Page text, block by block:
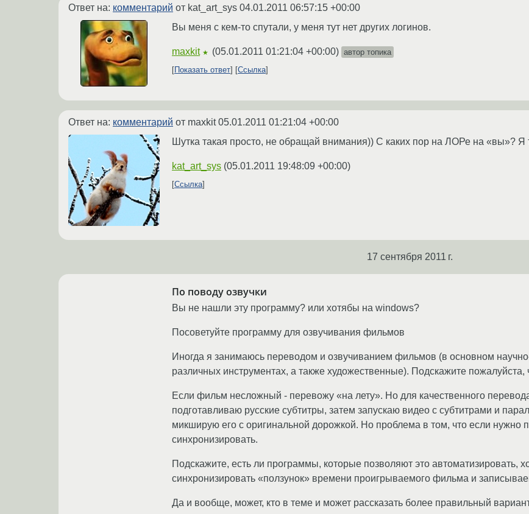
Ответ на: комментарий от kat_art_sys 04.01.2011 06:57:15 +00:00
Вы меня с кем-то спутали, у меня тут нет других логинов.
maxkit ★ (05.01.2011 01:21:04 +00:00) автор топика
Показать ответ
Ссылка
Ответ на: комментарий от maxkit05.01.2011 01:21:04 +00:00
Шутка такая просто, не обращай внимания)) С каких пор на ЛОРе на «вы»?
kat_art_sys (05.01.2011 19:48:09 +00:00)
Ссылка
17 сентября 2011 г.
По поводу озвучки
Вы не нашли эту программу? или хотябы на windows?
Посоветуйте программу для озвучивания фильмов
Иногда я занимаюсь переводом и озвучиванием фильмов (в основном
различных инструментах, а также художественные). Подскажите
Если фильм несложный - перевожу «на лету». Но для качественного
подготавливаю русские субтитры, затем запускаю видео с субтитрами и
микширую его с оригинальной дорожкой. Но проблема в том, что если нужно
синхронизировать.
Подскажите, есть ли программы, которые позволяют это автоматизировать,
синхронизировать «ползунок» времени проигрываемого фильма и
Да и вообще, может, кто в теме и может рассказать более правильный